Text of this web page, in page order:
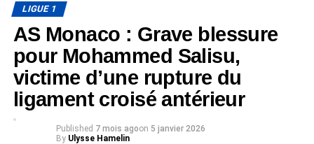
LIGUE 1
AS Monaco : Grave blessure
pour Mohammed Salisu,
victime d’une rupture du
ligament croisé antérieur
Published 7 mois agoon 5 janvier 2026
By Ulysse Hamelin